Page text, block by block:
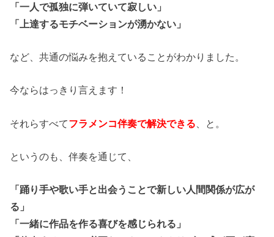
「一人で孤独に弾いていて寂しい」
「上達するモチベーションが湧かない」
など、共通の悩みを抱えていることがわかりました。
今ならはっきり言えます！
それらすべてフラメンコ伴奏で解決できる 、と。
というのも、伴奏を通じて、
「踊り手や歌い手と出会うことで新しい人間関係が広が
る」
「一緒に作品を作る喜びを感じられる」